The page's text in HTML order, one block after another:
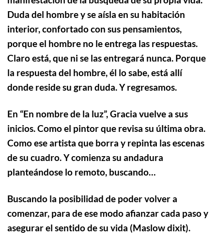
Duda del hombre y se aísla en su habitación
interior, confortado con sus pensamientos,
porque el hombre no le entrega las respuestas.
Claro está, que ni se las entregará nunca. Porque
la respuesta del hombre, él lo sabe, está allí
donde reside su gran duda. Y regresamos.
En “En nombre de la luz”, Gracia vuelve a sus
inicios. Como el pintor que revisa su última obra.
Como ese artista que borra y repinta las escenas
de su cuadro. Y comienza su andadura
planteándose lo remoto, buscando…
Buscando la posibilidad de poder volver a
comenzar, para de ese modo afianzar cada paso y
asegurar el sentido de su vida (Maslowdixit).